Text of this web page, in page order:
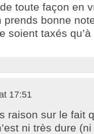
toute façon en
prends bonne
soient taxés
17:51
raison sur le fait
ni très dure